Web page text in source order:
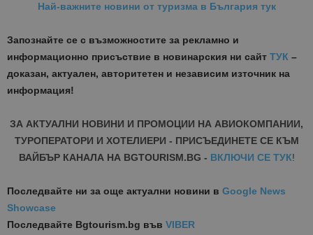
Най-важните новини от туризма в България тук
Запознайте се с възможностите за рекламно и
информационно присъствие в новинарския ни сайт ТУК –
доказан, актуален, авторитетен и независим източник на
информация!
ЗА АКТУАЛНИ НОВИНИ И ПРОМОЦИИ НА АВИОКОМПАНИИ,
ТУРОПЕРАТОРИ И ХОТЕЛИЕРИ - ПРИСЪЕДИНЕТЕ СЕ КЪМ
ВАЙБЪР КАНАЛА НА BGTOURISM.BG - ВКЛЮЧИ СЕ ТУК!
Последвайте ни за още актуални новини в Google News
Showcase
Последвайте Bgtourism.bg във VIBER